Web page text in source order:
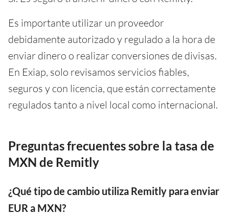
Es importante utilizar un proveedor
debidamente autorizado y regulado a la hora de
enviar dinero o realizar conversiones de divisas.
En Exiap, solo revisamos servicios fiables,
seguros y con licencia, que están correctamente
regulados tanto a nivel local como internacional.
Preguntas frecuentes sobre la tasa de
MXN de Remitly
¿Qué tipo de cambio utiliza Remitly para enviar
EUR a MXN?